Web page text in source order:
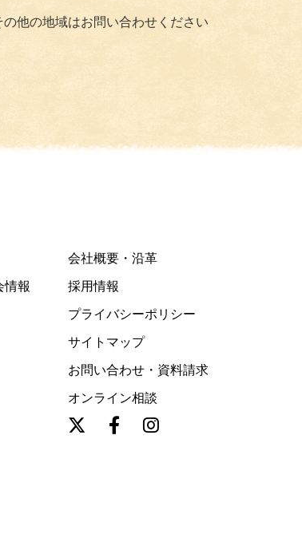
他の地域はお問い合わせください
情報
会社概要・沿革
採用情報
プライバシーポリシー
サイトマップ
お問い合わせ・資料請求
オンライン相談